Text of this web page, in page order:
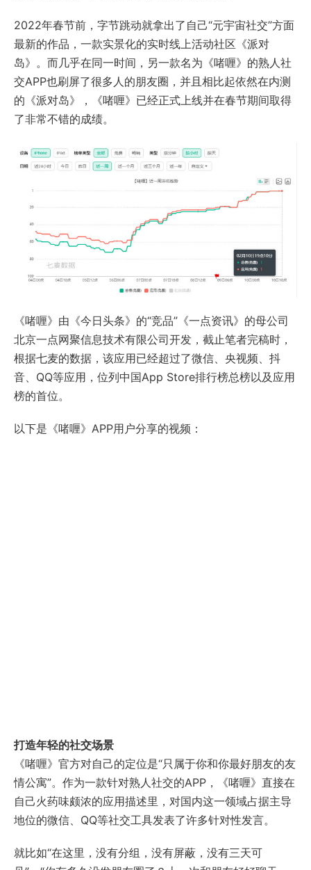
2022年春节前，字节跳动就拿出了自己“元宇宙社交”方面
最新的作品，一款实景化的实时线上活动社区《派对
岛》。而几乎在同一时间，另一款名为《啫喱》的熟人社
交APP也刷屏了很多人的朋友圈，并且相比起依然在内测
的《派对岛》，《啫喱》已经正式上线并在春节期间取得
了非常不错的成绩。
《啫喱》由《今日头条》的“竞品”《一点资讯》的母公司
北京一点网聚信息技术有限公司开发，截止笔者完稿时，
根据七麦的数据，该应用已经超过了微信、央视频、抖
音、QQ等应用，位列中国App Store排行榜总榜以及应用
榜的首位。
以下是《啫喱》APP用户分享的视频：
打造年轻的社交场景
《啫喱》官方对自己的定位是“只属于你和你最好朋友的友
情公寓”。作为一款针对熟人社交的APP，《啫喱》直接在
自己火药味颇浓的应用描述里，对国内这一领域占据主导
地位的微信、QQ等社交工具发表了许多针对性发言。
就比如“在这里，没有分组，没有屏蔽，没有三天可